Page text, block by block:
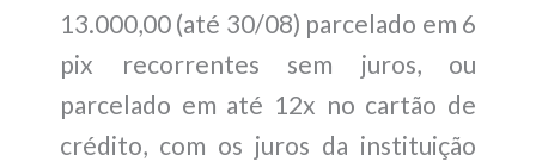
13.000,00 (até 30/08) parcelado em 6
pix recorrentes sem juros, ou
parcelado em até 12x no cartão de
crédito, com os juros da instituição